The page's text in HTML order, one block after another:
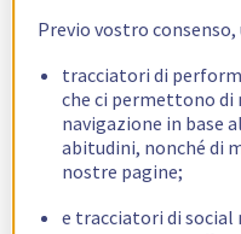
Previo vostro
tracciatori di
che ci permettono
navigazione in base
abitudini, nonché di
nostre pagine;
e tracciatori di social